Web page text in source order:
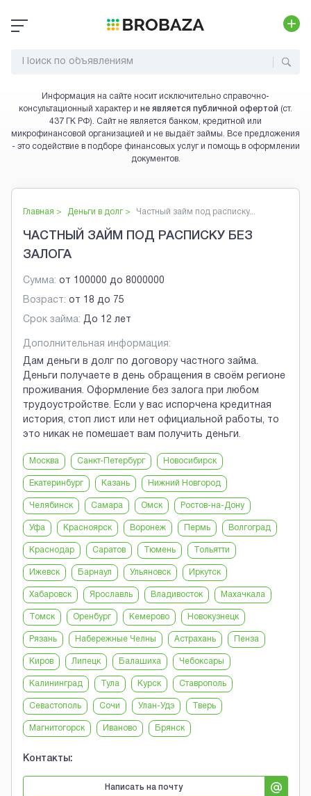
Информация на сайте носит исключительно справочно-
консультационный характер и не является публичной офертой (ст.
437 ГК РФ). Сайт не является банком, кредитной или
микрофинансовой организацией и не выдаёт займы. Все предложения
- это содействие в подборе финансовых услуг и помощь в оформлении
документов.
Главная > Деньги в долг> Частный займ под расписку...
ЧАСТНЫЙ ЗАЙМ ПОД РАСПИСКУ БЕЗ
ЗАЛОГА
Сумма: от 100000 до 8000000
Возраст: от 18 до 75
Срок займа: До 12 лет
Дополнительная информация:
Дам деньги в долг по договору частного займа.
Деньги получаете в день обращения в своём регионе
проживания. Оформление без залога при любом
трудоустройстве. Если у вас испорчена кредитная
история, стоп лист или нет официальной работы, то
это никак не помешает вам получить деньги.
Москва Санкт-Петербург Новосибирск
Екатеринбург Казань Нижний Новгород
Челябинск Самара Омск Ростов-на-Дону
Уфа Красноярск Воронеж Пермь Волгоград
Краснодар Саратов Тюмень Тольятти
Ижевск Барнаул Ульяновск Иркутск
Хабаровск Ярославль Владивосток Махачкала
Томск Оренбург Кемерово Новокузнецк
Рязань Набережные Челны Астрахань Пенза
Киров Липецк Балашиха Чебоксары
Калининград Тула Курск Ставрополь
Севастополь Сочи Улан-Удэ Тверь
Магнитогорск Иваново Брянск
Контакты:
Написать на почту